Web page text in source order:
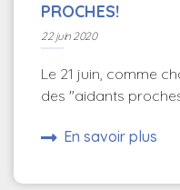
PROCHES!
22 juin 2020
Le 21 juin, comme
des "aidants
En savoir plus